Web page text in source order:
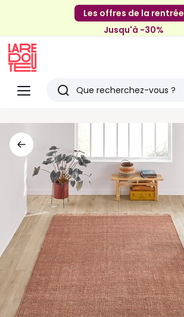
Les offres de la rentrée
Jusqu'à -30%
Menu
Redoute
Rechercher
vus